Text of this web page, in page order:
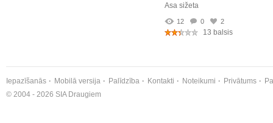
Asa sižeta
12 0 2
13 balsis
Iepazīšanās Mobilā versija Palīdzība Kontakti Noteikumi Privātums
© 2004 - 2026 SIA Draugiem